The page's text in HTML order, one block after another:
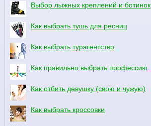
Выбор лыжных креплений и ботинок
Как выбрать тушь для ресниц
Как выбрать турагентство
Как правильно выбрать профессию
Как отбить девушку (свою и чужую)
Как выбрать кроссовки